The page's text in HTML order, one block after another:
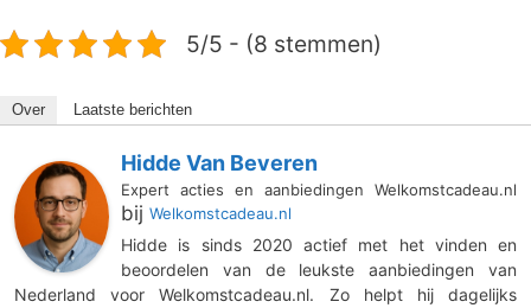
5/5 - (8 stemmen)
Over Laatste berichten
Hidde Van Beveren
Expert acties en aanbiedingen Welkomstcadeau.nl
bij Welkomstcadeau.nl
Hidde is sinds 2020 actief met het vinden en
beoordelen van de leukste aanbiedingen van
Nederland voor Welkomstcadeau.nl. Zo helpt hij dagelijks